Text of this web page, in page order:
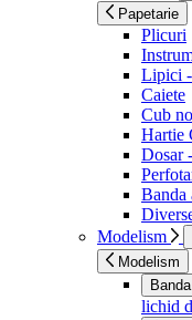
Papetarie
Plicuri
Lipici
Caiete
Cub
Hartie
Dosar
Banda
Modelism
Modelism
lichid